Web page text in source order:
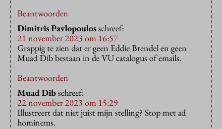
Beantwoorden
Dimitris Pavlopoulosschreef:
21 november 2023 om 16:57
Grappig te zien dat er geen Eddie Brendel en geen
Muad Dib bestaan in de VU catalogus of emails.
Beantwoorden
Muad Dibschreef:
22 november 2023 om 15:29
Illustreert dat niet juist mijn stelling? Stop met ad
hominems.